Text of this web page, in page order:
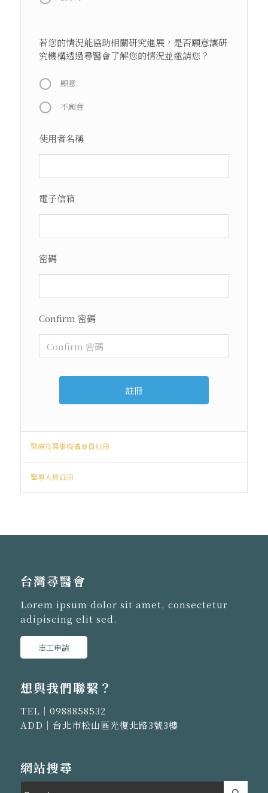
若您的情況能協助相關研究進展，是否願意讓研
究機構透過尋醫會了解您的情況並邀請您？
願意
不願意
使用者名稱
電子信箱
密碼
Confirm 密碼
醫療及醫事機構會員註冊
醫事人員註冊
台灣尋醫會
Lorem ipsum dolor sit amet, consectetur
adipiscing elit sed.
志工申請
想與我們聯繫？
TEL｜ 0988858532
ADD｜台北市松山區光復北路3號3樓
網站搜尋